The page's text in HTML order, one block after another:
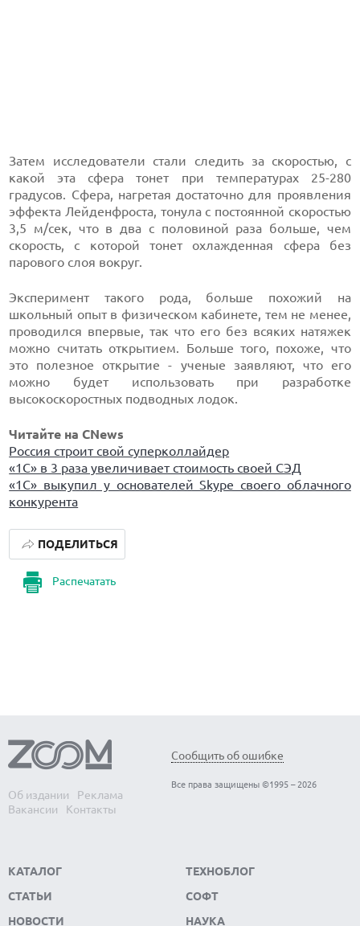
Затем исследователи стали следить за скоростью, с
какой эта сфера тонет при температурах 25-280
градусов. Сфера, нагретая достаточно для проявления
эффекта Лейденфроста, тонула с постоянной скоростью
3,5 м/сек, что в два с половиной раза больше, чем
скорость, с которой тонет охлажденная сфера без
парового слоя вокруг.
Эксперимент такого рода, больше похожий на
школьный опыт в физическом кабинете, тем не менее,
проводился впервые, так что его без всяких натяжек
можно считать открытием. Больше того, похоже, что
это полезное открытие - ученые заявляют, что его
можно будет использовать при разработке
высокоскоростных подводных лодок.
Читайте на CNews
Россия строит свой суперколлайдер
«1С» в 3 раза увеличивает стоимость своей СЭД
«1С» выкупил у основателей Skype своего облачного
конкурента
Распечатать
ПОДЕЛИТЬСЯ
Об издании
Реклама
Вакансии
Контакты
Сообщить об ошибке
Все права защищены ©1995 – 2026
КАТАЛОГ
СТАТЬИ
НОВОСТИ
ТЕХНОБЛОГ
СОФТ
НАУКА